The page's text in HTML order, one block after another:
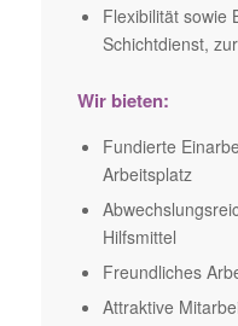
Flexibilität sowie
Schichtdienst,
Wir bieten:
Fundierte
Arbeitsplatz
Hilfsmittel
Freundliches
Attraktive